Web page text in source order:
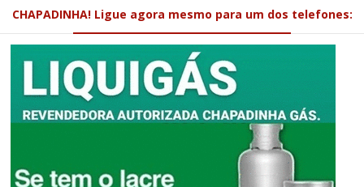
CHAPADINHA! Ligue agora mesmo para um dos telefones: